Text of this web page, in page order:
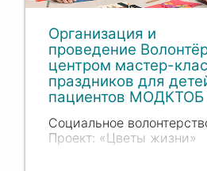
Организация и
проведение
центром мастер-
праздников для
пациентов МОДКТОБ
Социальное
Проект: «Цветы жизни»